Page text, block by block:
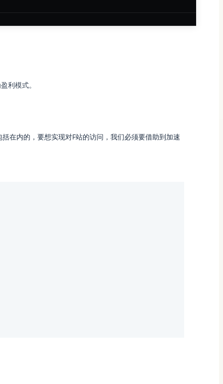
利模式。
在内的，要想实现对F站的访问，我们必须要借助到加速